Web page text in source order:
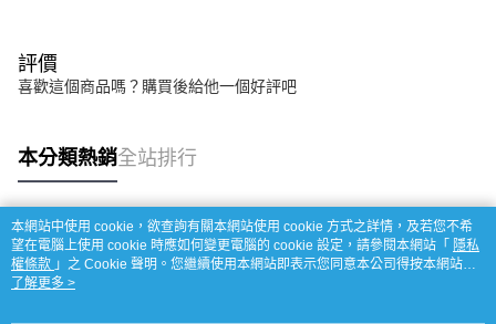
評價
喜歡這個商品嗎？購買後給他一個好評吧
本分類熱銷全站排行
熱門標籤
本網站中使用 cookie，欲查詢有關本網站使用 cookie 方式之詳情，及若您不希
望在電腦上使用 cookie 時應如何變更電腦的 cookie 設定，請參閱本網站「 隱私
權條款 」之 Cookie 聲明。您繼續使用本網站即表示您同意本公司得按本網站使
用條款之 Cookie 聲明使用 cookie。
了解更多 >